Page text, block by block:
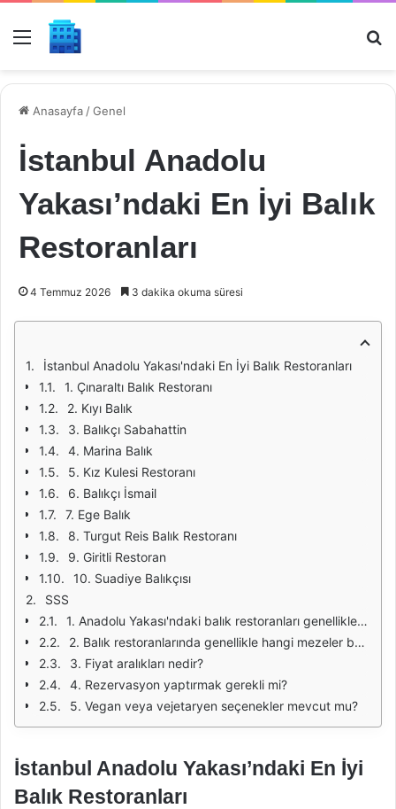
Menü
Anasayfa /Genel
İstanbul Anadolu
Yakası’ndaki En İyi Balık
Restoranları
4 Temmuz 2026 3 dakika okuma süresi
İstanbul Anadolu Yakası'ndaki En İyi Balık Restoranları
1. Çınaraltı Balık Restoranı
2. Kıyı Balık
3. Balıkçı Sabahattin
4. Marina Balık
5. Kız Kulesi Restoranı
6. Balıkçı İsmail
7. Ege Balık
8. Turgut Reis Balık Restoranı
9. Giritli Restoran
10. Suadiye Balıkçısı
SSS
1. Anadolu Yakası'ndaki balık restoranları genellikle hangi tür balık sunmaktadır?
2. Balık restoranlarında genellikle hangi mezeler bulunmaktadır?
3. Fiyat aralıkları nedir?
4. Rezervasyon yaptırmak gerekli mi?
5. Vegan veya vejetaryen seçenekler mevcut mu?
İstanbul Anadolu Yakası’ndaki En İyi
Balık Restoranları